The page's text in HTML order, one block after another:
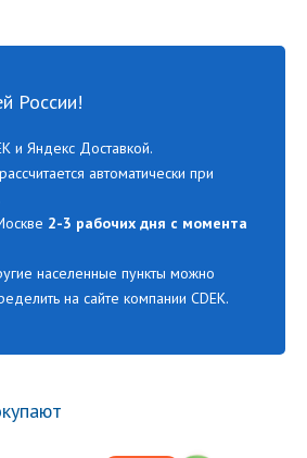
России!
и Яндекс Доставкой.
автоматически при
2-3 рабочих дня с момента
населенные пункты можно
на сайте компании CDEK.